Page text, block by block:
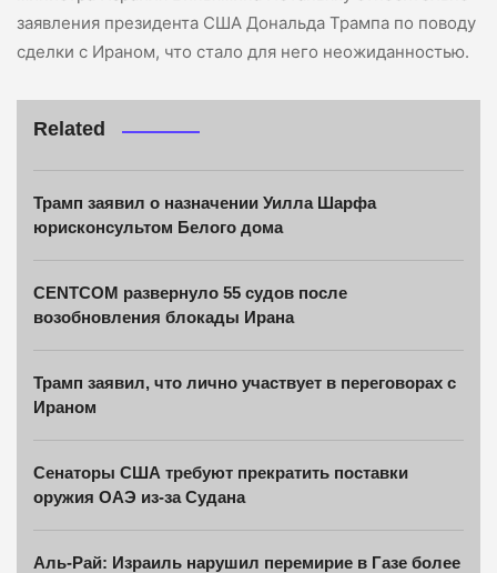
заявления президента США Дональда Трампа по поводу
сделки с Ираном, что стало для него неожиданностью.
Related
Трамп заявил о назначении Уилла Шарфа
юрисконсультом Белого дома
CENTCOM развернуло 55 судов после
возобновления блокады Ирана
Трамп заявил, что лично участвует в переговорах с
Ираном
Сенаторы США требуют прекратить поставки
оружия ОАЭ из-за Судана
Аль-Рай: Израиль нарушил перемирие в Газе более